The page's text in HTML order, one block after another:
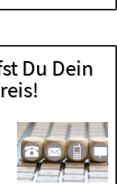
Du Dein